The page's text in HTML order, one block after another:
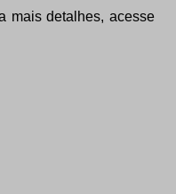
mais detalhes, acesse